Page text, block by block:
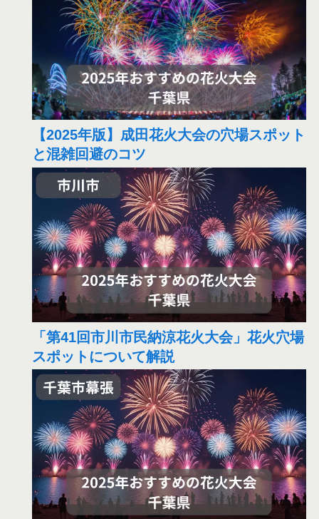
【2025年版】成田花火大会の穴場スポット
と混雑回避のコツ
「第41回市川市民納涼花火大会」花火穴場
スポットについて解説